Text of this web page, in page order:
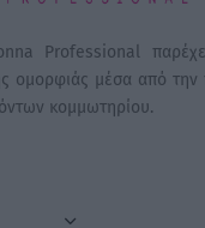
Professional
ομορφιάς μέσα από την
κομμωτηρίου.